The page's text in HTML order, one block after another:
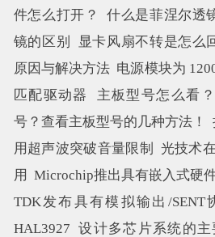
件怎么打开？
什么是菲涅尔透
镜的区别
显卡风扇不转是怎么
原因与解决方法 电源模块为
匹配驱动器
主板型号怎么看
号？查看主板型号的几种方法！
用超声波突破音量限制
光技术
用 Microchip推出具有嵌入式硬
TDK发布具有模拟输出/SENT
HAL3927
设计多芯片系统的